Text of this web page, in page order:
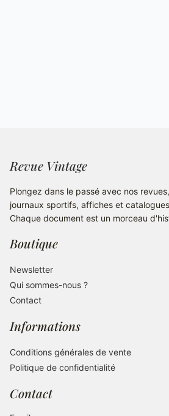
Revue Vintage
Plongez dans le passé avec nos revues,
journaux sportifs, affiches et
Chaque document est un morceau
Boutique
Newsletter
Qui sommes-nous ?
Contact
Informations
Conditions générales de vente
Politique de confidentialité
Contact